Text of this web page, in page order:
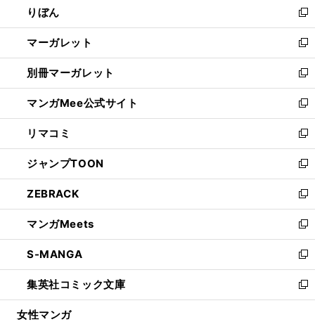
く
で
開
く
ド
ウ
で
開
く
ィ
ン
ド
ウ
で
開
く
りぼん
新
し
い
ウ
ィ
ン
ド
ウ
で
開
く
マーガレット
新
し
い
ウ
ィ
ン
ド
ウ
で
開
く
別冊マーガレット
新
し
い
ウ
ィ
ン
ド
ウ
で
開
く
マンガMee公式サイト
新
し
い
ウ
ィ
ン
ド
ウ
で
開
く
リマコミ
新
し
い
ウ
ィ
ン
ド
ウ
で
開
く
ジャンプTOON
新
し
い
ウ
ィ
ン
ド
ウ
で
開
ZEBRACK
新
し
い
ウ
ィ
ン
ド
ウ
マンガMeets
新
し
い
ウ
ィ
ン
S-MANGA
新
し
い
ウ
集英社コミック文庫
新
し
女性マンガ